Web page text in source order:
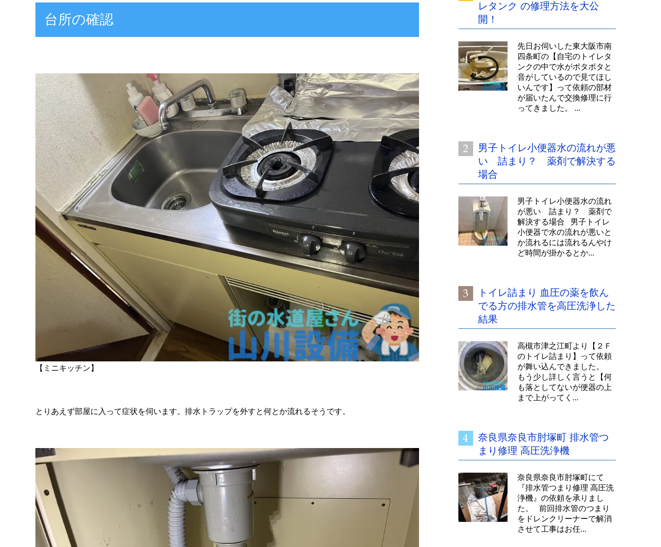
台所の確認
【ミニキッチン】
とりあえず部屋に入って症状を伺います。排水トラップを外すと何とか流れるそうです。
レタンク の修理方法を大公
開！
先日お伺いした東大阪市南
四条町の【自宅のトイレタ
ンクの中で水がポタポタと
音がしているので見てほし
いんです】って依頼の部材
が届いたんで交換修理に行
ってきました。 ...
男子トイレ小便器水の流れが悪
い 詰まり？ 薬剤で解決する
場合
男子トイレ小便器水の流れ
が悪い 詰まり？ 薬剤で
解決する場合 男子トイレ
小便器で水の流れが悪いと
か流れるには流れるんやけ
ど時間が掛かるとか...
トイレ詰まり 血圧の薬を飲ん
でる方の排水管を高圧洗浄した
結果
高槻市津之江町より【２Ｆ
のトイレ詰まり】って依頼
が舞い込んできました。
もう少し詳しく言うと【何
も落としてないが便器の上
まで上がってく...
奈良県奈良市肘塚町 排水管つ
まり修理 高圧洗浄機
奈良県奈良市肘塚町にて
『排水管つまり修理 高圧洗
浄機』の依頼を承りまし
た。 前回排水管のつまり
をドレンクリーナーで解消
させて工事はお任...